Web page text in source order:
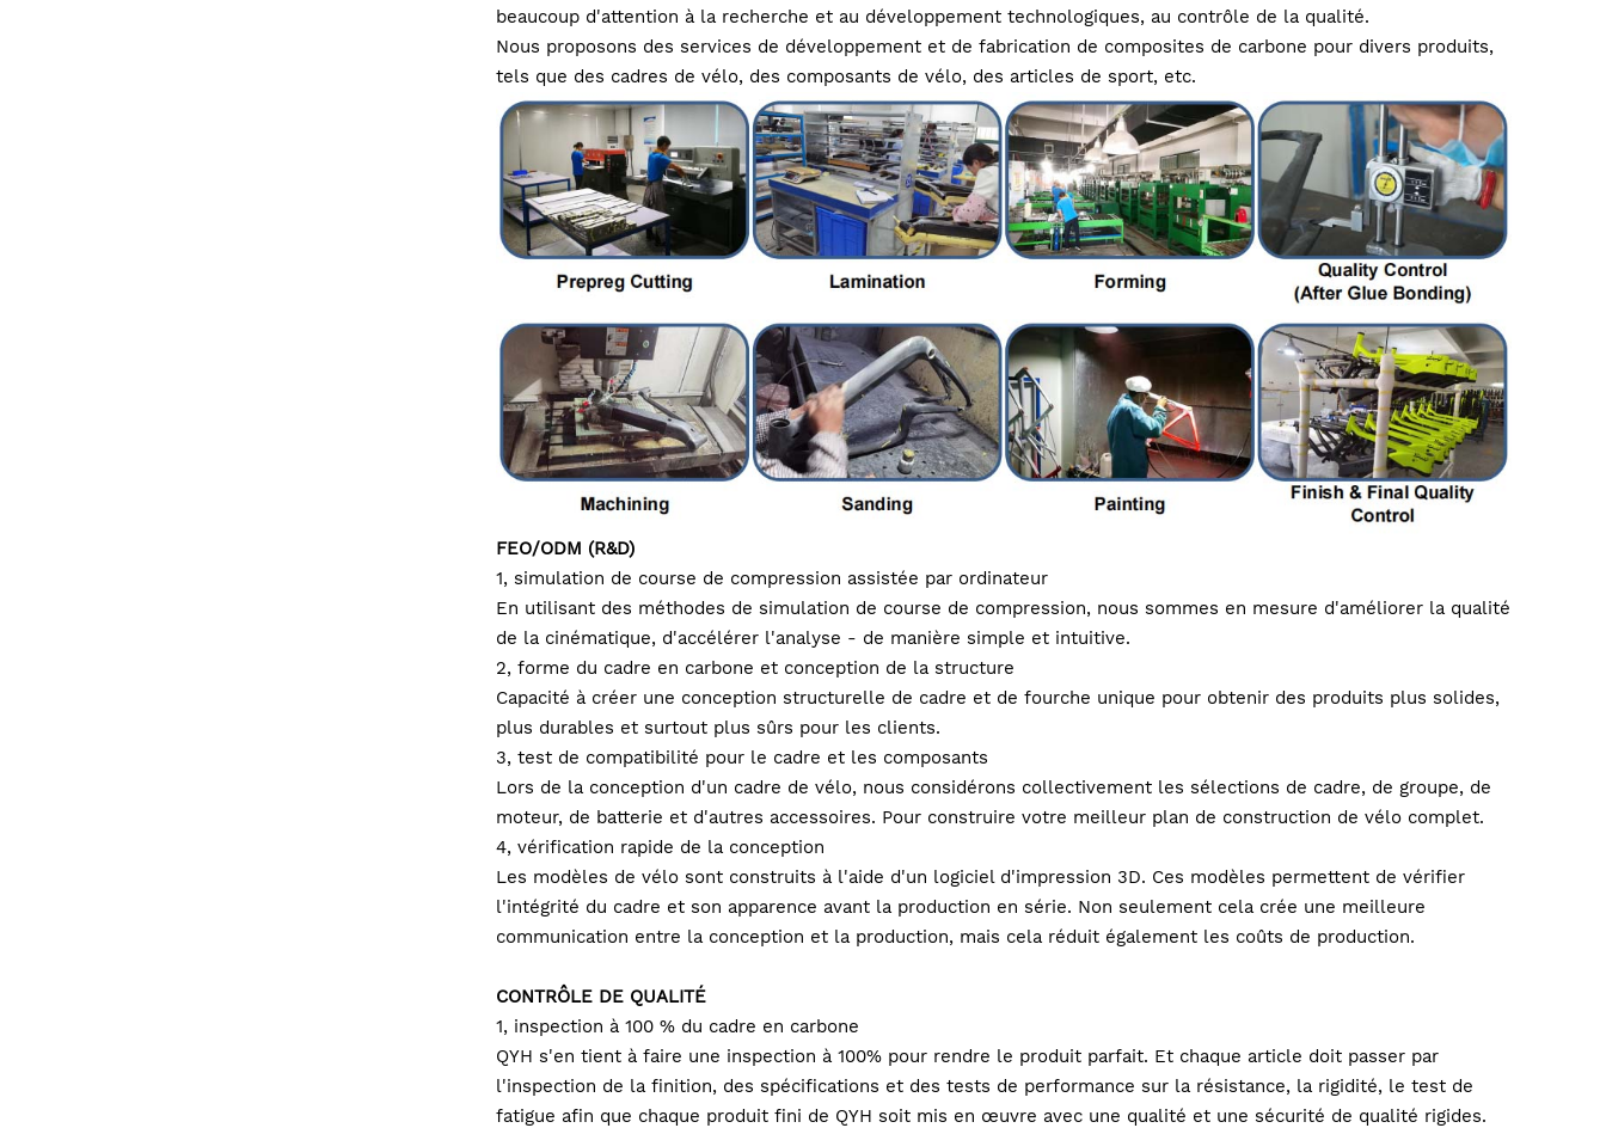
beaucoup d'attention à la recherche et au développement technologiques, au contrôle de la qualité.
Nous proposons des services de développement et de fabrication de composites de carbone pour divers produits,
tels que des cadres de vélo, des composants de vélo, des articles de sport, etc.
FEO/ODM (R&D)
1, simulation de course de compression assistée par ordinateur
En utilisant des méthodes de simulation de course de compression, nous sommes en mesure d'améliorer la qualité
de la cinématique, d'accélérer l'analyse - de manière simple et intuitive.
2, forme du cadre en carbone et conception de la structure
Capacité à créer une conception structurelle de cadre et de fourche unique pour obtenir des produits plus solides,
plus durables et surtout plus sûrs pour les clients.
3, test de compatibilité pour le cadre et les composants
Lors de la conception d'un cadre de vélo, nous considérons collectivement les sélections de cadre, de groupe, de
moteur, de batterie et d'autres accessoires. Pour construire votre meilleur plan de construction de vélo complet.
4, vérification rapide de la conception
Les modèles de vélo sont construits à l'aide d'un logiciel d'impression 3D. Ces modèles permettent de vérifier
l'intégrité du cadre et son apparence avant la production en série. Non seulement cela crée une meilleure
communication entre la conception et la production, mais cela réduit également les coûts de production.
CONTRÔLE DE QUALITÉ
1, inspection à 100 % du cadre en carbone
QYH s'en tient à faire une inspection à 100% pour rendre le produit parfait. Et chaque article doit passer par
l'inspection de la finition, des spécifications et des tests de performance sur la résistance, la rigidité, le test de
fatigue afin que chaque produit fini de QYH soit mis en œuvre avec une qualité et une sécurité de qualité rigides.